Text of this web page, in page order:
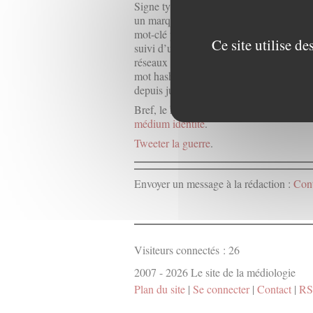
Signe typographique croisillon
un marqueur de métadonnées
mot-clé plus ou moins partagé.
suivi d’un ou plusieurs mots accolés
réseaux sociaux. À la suite de sa
mot hashtag est désormais intégré au
depuis juin 20134 et au Petit Robert
Bref, le hashtag c’est le slogan à l’ère
médium identité.
Tweeter la guerre.
Envoyer un message à la rédaction :
Visiteurs connectés : 26
2007 - 2026 Le site de la médiologie
Plan du site | Se connecter| Contact |
Ce site utilise